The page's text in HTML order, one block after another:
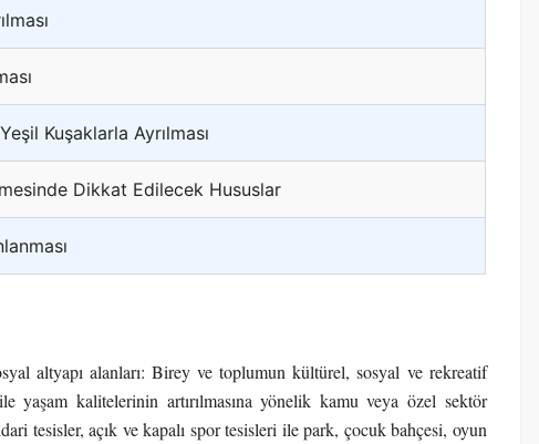
Kuşaklarla Ayrılması
Dikkat Edilecek Hususlar
altyapı alanları: Birey ve toplumun kültürel, sosyal ve rekreatif
yaşam kalitelerinin artırılmasına yönelik kamu veya özel sektör
tesisler, açık ve kapalı spor tesisleri ile park, çocuk bahçesi, oyun